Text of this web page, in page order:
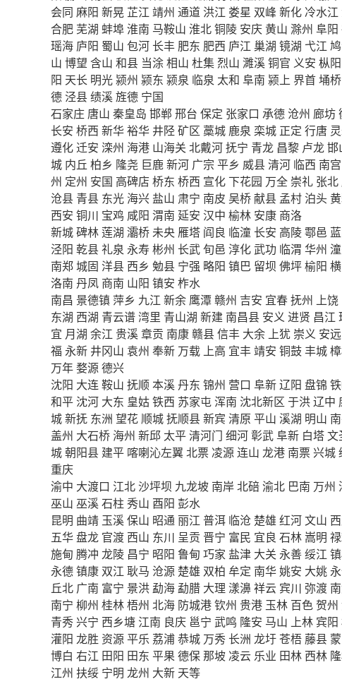
会同 麻阳 新晃 芷江 靖州 通道 洪江 娄星 双峰 新化 冷水江
合肥 芜湖 蚌埠淮南 马鞍山 淮北铜陵 安庆黄山 滁州 阜阳
瑶海 庐阳 蜀山 包河 长丰 肥东 肥西 庐江 巢湖 镜湖 弋江
山 博望 含山 和县 当涂相山 杜集 烈山 濉溪铜官 义安 枞阳
阳 天长 明光颍州 颍东 颍泉 临泉 太和 阜南 颍上 界首埇桥
德 泾县绩溪旌德 宁国
石家庄 唐山 秦皇岛 邯郸 邢台 保定 张家口 承德 沧州 廊坊
长安 桥西 新华裕华 井陉矿区 藁城 鹿泉 栾城 正定 行唐
遵化迁安 滦州 海港 山海关 北戴河抚宁 青龙 昌黎 卢龙邯
城 内丘 柏乡 隆尧 巨鹿新河 广宗 平乡 威县清河 临西 南宫
州 定州 安国 高碑店 桥东 桥西 宣化下花园 万全 崇礼 张北
沧县 青县 东光 海兴 盐山 肃宁 南皮 吴桥献县 孟村 泊头
西安 铜川 宝鸡 咸阳 渭南 延安 汉中 榆林 安康 商洛
新城碑林莲湖 灞桥未央 雁塔 阎良 临潼 长安 高陵鄠邑
泾阳 乾县礼泉 永寿彬州 长武旬邑 淳化武功 临渭 华州
南郑城固 洋县 西乡 勉县 宁强 略阳 镇巴 留坝 佛坪榆阳
洛南 丹凤 商南 山阳 镇安 柞水
南昌 景德镇萍乡 九江 新余 鹰潭赣州 吉安 宜春抚州 上饶
东湖 西湖 青云谱湾里 青山湖 新建 南昌县 安义 进贤 昌江
宜 月湖 余江 贵溪章贡 南康赣县信丰 大余 上犹 崇义 安远
福 永新 井冈山 袁州 奉新 万载 上高 宜丰靖安 铜鼓丰城
万年婺源德兴
沈阳 大连鞍山 抚顺本溪丹东 锦州 营口 阜新辽阳 盘锦
和平 沈河 大东 皇姑铁西 苏家屯 浑南 沈北新区 于洪辽中
城新抚 东洲 望花 顺城抚顺县新宾 清原 平山 溪湖 明山
盖州 大石桥 海州 新邱 太平清河门 细河彰武阜新 白塔文
城朝阳县 建平 喀喇沁左翼北票 凌源连山 龙港 南票兴城
重庆
渝中 大渡口 江北沙坪坝 九龙坡 南岸北碚渝北 巴南 万州
巫山 巫溪石柱 秀山 酉阳 彭水
昆明 曲靖 玉溪保山 昭通丽江 普洱 临沧 楚雄 红河文山
五华盘龙 官渡 西山 东川 呈贡 晋宁 富民 宜良 石林嵩明
施甸 腾冲 龙陵 昌宁 昭阳 鲁甸 巧家 盐津 大关 永善绥江
永德镇康 双江 耿马 沧源 楚雄 双柏 牟定 南华姚安 大姚
丘北 广南 富宁 景洪 勐海 勐腊 大理 漾濞祥云 宾川 弥渡
南宁 柳州 桂林梧州 北海 防城港钦州 贵港 玉林 百色贺州
青秀兴宁 西乡塘 江南 良庆 邕宁 武鸣 隆安 马山 上林 宾阳
灌阳 龙胜 资源平乐 荔浦恭城 万秀 长洲 龙圩苍梧 藤县
博白 右江 田阳 田东 平果 德保那坡 凌云 乐业 田林 西林
江州 扶绥 宁明 龙州 大新 天等